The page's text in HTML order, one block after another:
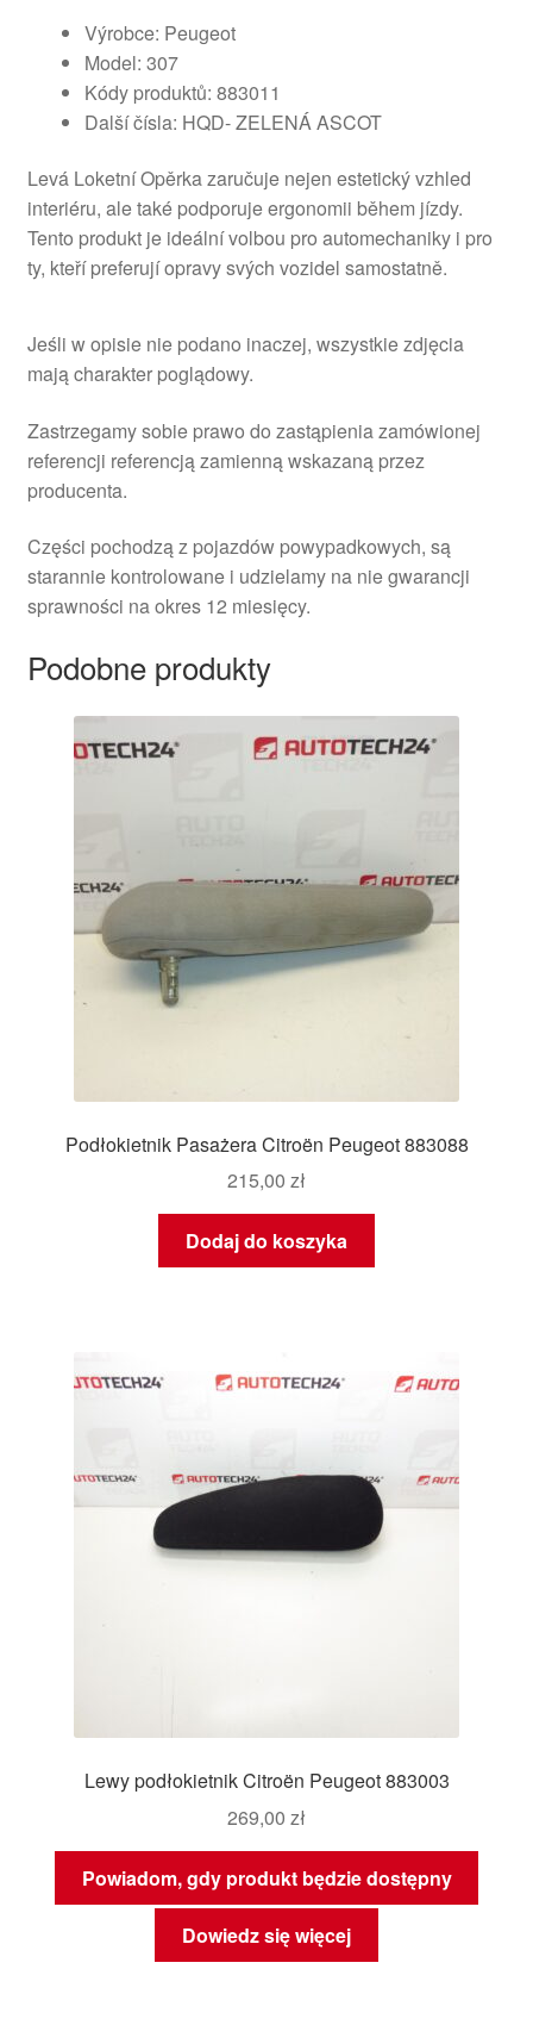
Výrobce: Peugeot
Model: 307
Kódy produktů: 883011
Další čísla: HQD- ZELENÁ ASCOT
Levá Loketní Opěrka zaručuje nejen estetický vzhled
interiéru, ale také podporuje ergonomii během jízdy.
Tento produkt je ideální volbou pro automechaniky i pro
ty, kteří preferují opravy svých vozidel samostatně.
Jeśli w opisie nie podano inaczej, wszystkie zdjęcia
mają charakter poglądowy.
Zastrzegamy sobie prawo do zastąpienia zamówionej
referencji referencją zamienną wskazaną przez
producenta.
Części pochodzą z pojazdów powypadkowych, są
starannie kontrolowane i udzielamy na nie gwarancji
sprawności na okres 12 miesięcy.
Podobne produkty
Podłokietnik Pasażera Citroën Peugeot 883088
215,00 zł
Dodaj do koszyka
Lewy podłokietnik Citroën Peugeot 883003
269,00 zł
Powiadom, gdy produkt będzie dostępny
Dowiedz się więcej